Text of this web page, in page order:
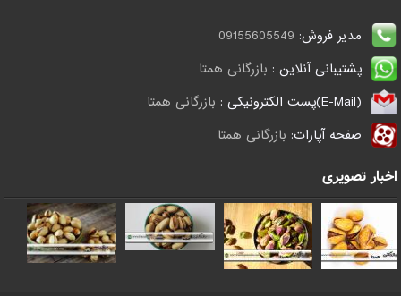
مدیر فروش: 09155605549
پشتیبانی آنلاین : بازرگانی همتا
(E-Mail)پست الکترونیکی :
بازرگانی همتا
صفحه آپارات: بازرگانی همتا
اخبار تصویری